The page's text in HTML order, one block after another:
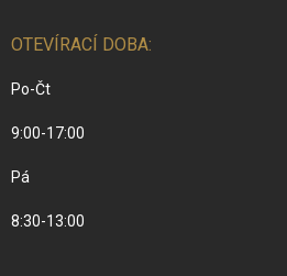
OTEVÍRACÍ DOBA:
Po-Čt
9:00-17:00
Pá
8:30-13:00